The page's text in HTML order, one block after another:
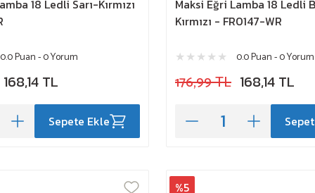
18 Ledli Sarı-Kırmızı
0.0 Puan - 0 Yorum
168,14 TL
Sepete Ekle
Maksi Eğri Lamba 18 Ledli
Kırmızı - FR0147-WR
0.0 Puan - 0 Yorum
176,99 TL 168,14 TL
%5